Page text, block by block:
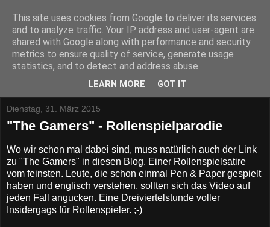
Dienstag, 31. März 2015
"The Gamers" - Rollenspielparodie
Wo wir schon mal dabei sind, muss natürlich auch der Link
zu "The Gamers" in diesen Blog. Einer Rollenspielsatire
vom feinsten. Leute, die schon einmal Pen & Paper gespielt
haben und englisch verstehen, sollten sich das Video auf
jeden Fall angucken. Eine Dreiviertelstunde voller
Insidergags für Rollenspieler. ;-)
This site uses cookies from Google to deliver its services
and to analyze traffic. Your IP address and user-agent are
shared with Google along with performance and security
metrics to ensure quality of service, generate usage
statistics, and to detect and address abuse.
LEARN MORE GOT IT